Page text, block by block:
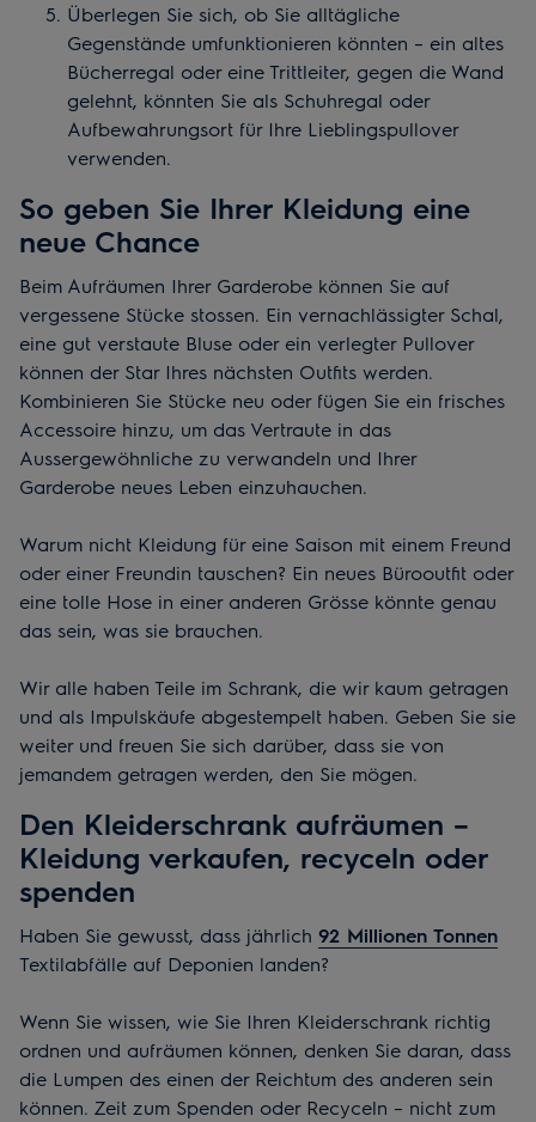
Überlegen Sie sich, ob Sie alltägliche
Gegenstände umfunktionieren könnten – ein altes
Bücherregal oder eine Trittleiter, gegen die Wand
gelehnt, könnten Sie als Schuhregal oder
Aufbewahrungsort für Ihre Lieblingspullover
verwenden.
So geben Sie Ihrer Kleidung eine
neue Chance
Beim Aufräumen Ihrer Garderobe können Sie auf
vergessene Stücke stossen. Ein vernachlässigter Schal,
eine gut verstaute Bluse oder ein verlegter Pullover
können der Star Ihres nächsten Outfits werden.
Kombinieren Sie Stücke neu oder fügen Sie ein frisches
Accessoire hinzu, um das Vertraute in das
Aussergewöhnliche zu verwandeln und Ihrer
Garderobe neues Leben einzuhauchen.
Warum nicht Kleidung für eine Saison mit einem Freund
oder einer Freundin tauschen? Ein neues Bürooutfit oder
eine tolle Hose in einer anderen Grösse könnte genau
das sein, was sie brauchen.
Wir alle haben Teile im Schrank, die wir kaum getragen
und als Impulskäufe abgestempelt haben. Geben Sie sie
weiter und freuen Sie sich darüber, dass sie von
jemandem getragen werden, den Sie mögen.
Den Kleiderschrank aufräumen –
Kleidung verkaufen, recyceln oder
spenden
Haben Sie gewusst, dass jährlich 92 Millionen Tonnen
Textilabfälle auf Deponien landen?
Wenn Sie wissen, wie Sie Ihren Kleiderschrank richtig
ordnen und aufräumen können, denken Sie daran, dass
die Lumpen des einen der Reichtum des anderen sein
können. Zeit zum Spenden oder Recyceln – nicht zum